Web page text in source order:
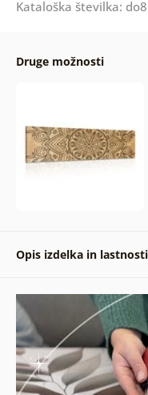
Kataloška številka:
Druge možnosti
Opis izdelka in lastnosti